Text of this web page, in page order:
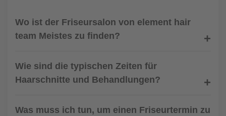
Wo ist der Friseursalon von element hair
team Meistes zu finden?
Wie sind die typischen Zeiten für
Haarschnitte und Behandlungen?
Was muss ich tun, um einen Friseurtermin zu